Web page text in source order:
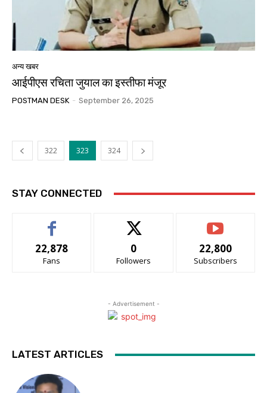
अन्य खबर
आईपीएस रचिता जुयाल का इस्तीफा मंजूर
POSTMAN DESK - September 26, 2025
322 323 324
STAY CONNECTED
22,878
Fans
0
Followers
22,800
Subscribers
- Advertisement -
LATEST ARTICLES